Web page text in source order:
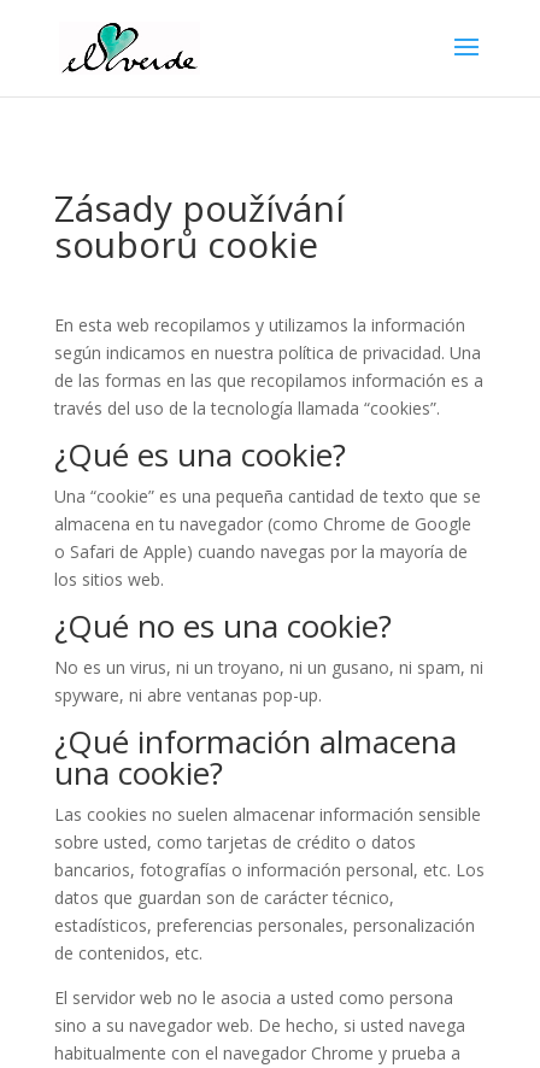
Zásady používání
souborů cookie
En esta web recopilamos y utilizamos la información
según indicamos en nuestra política de privacidad. Una
de las formas en las que recopilamos información es a
través del uso de la tecnología llamada “cookies”.
¿Qué es una cookie?
Una “cookie” es una pequeña cantidad de texto que se
almacena en tu navegador (como Chrome de Google
o Safari de Apple) cuando navegas por la mayoría de
los sitios web.
¿Qué no es una cookie?
No es un virus, ni un troyano, ni un gusano, ni spam, ni
spyware, ni abre ventanas pop-up.
¿Qué información almacena
una cookie?
Las cookies no suelen almacenar información sensible
sobre usted, como tarjetas de crédito o datos
bancarios, fotografías o información personal, etc. Los
datos que guardan son de carácter técnico,
estadísticos, preferencias personales, personalización
de contenidos, etc.
El servidor web no le asocia a usted como persona
sino a su navegador web. De hecho, si usted navega
habitualmente con el navegador Chrome y prueba a